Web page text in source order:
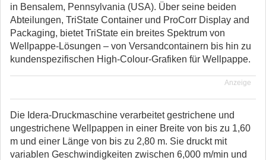
in Bensalem, Pennsylvania (USA). Über seine beiden
Abteilungen, TriState Container und ProCorr Display and
Packaging, bietet TriState ein breites Spektrum von
Wellpappe-Lösungen – von Versandcontainern bis hin zu
kundenspezifischen High-Colour-Grafiken für Wellpappe.
Anzeige
Die Idera-Druckmaschine verarbeitet gestrichene und
ungestrichene Wellpappen in einer Breite von bis zu 1,60
m und einer Länge von bis zu 2,80 m. Sie druckt mit
variablen Geschwindigkeiten zwischen 6,000 m/min und